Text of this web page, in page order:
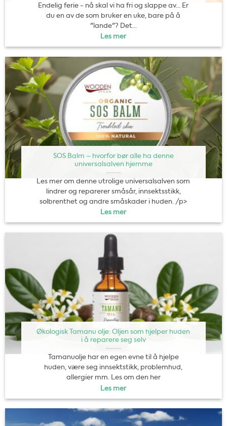
Endelig ferie - nå skal vi ha fri og slappe av... Er
du en av de som bruker en uke, bare på å
"lande"? Det...
Les mer
SOS Balm – hvorfor bør alle ha denne
universalsalven hjemme
Les mer om denne utrolige universalsalven som
lindrer og reparerer småsår, innsektsstikk,
solbrenthet og andre småskader i huden. /p>
Les mer
Økologisk Tamanu olje: Oljen som hjelper huden
i å reparere seg selv
Tamanuolje har en egen evne til å hjelpe
huden, være seg innsektstikk, problemhud,
allergier mm. Les om den her
Les mer